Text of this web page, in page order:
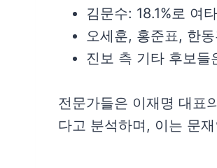
김문수: 18.1%로 여
오세훈, 홍준표, 한
진보 측 기타 후보들
전문가들은 이재명 대표
다고 분석하며, 이는 문